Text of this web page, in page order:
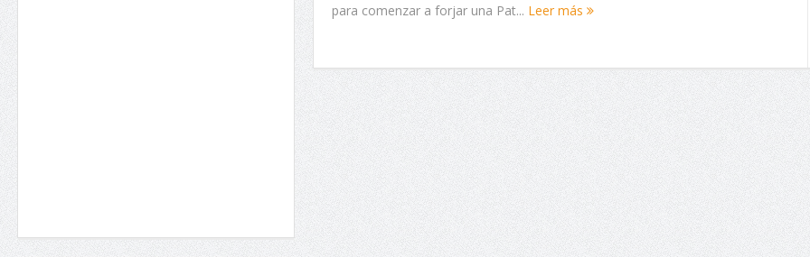
para comenzar a forjar una Pat... Leer más